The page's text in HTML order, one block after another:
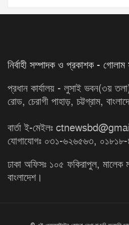
নির্বাহী সম্পাদক ও প্রকাশক - গোলাম
প্রধান কার্যালয় - লুসাই ভবন(৩য়
রোড, চেরাগী পাহাড়, চট্টগ্রাম,
বার্তা ই-মেইলঃ
যোগাযোগঃ ০৩১-৬২৬৫৬৩,
ঢাকা অফিসঃ ১০৫ ফকিরাপুল, মালেক
বাংলাদেশ।